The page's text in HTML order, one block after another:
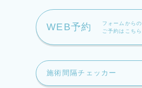
WEB予約
フォームからの
ご予約はこちら
施術間隔チェッカー